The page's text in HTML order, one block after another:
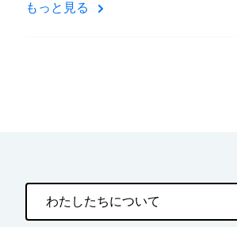
もっと見る
わたしたちについて